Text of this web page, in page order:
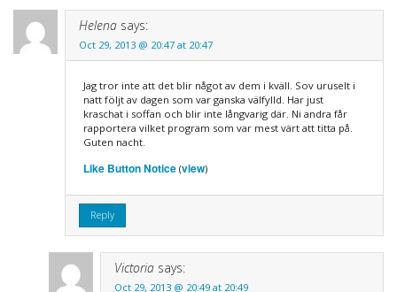
Helena says:
Oct 29, 2013 @ 20:47 at 20:47
Jag tror inte att det blir något av dem i kväll. Sov uruselt i
natt följt av dagen som var ganska välfylld. Har just
kraschat i soffan och blir inte långvarig där. Ni andra får
rapportera vilket program som var mest värt att titta på.
Guten nacht.
Like Button Notice(view)
Reply
Victoria says:
Oct 29, 2013 @ 20:49 at 20:49